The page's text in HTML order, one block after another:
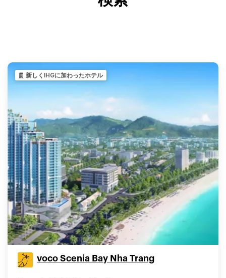
新しくIHGに加わったホテル
voco Scenia Bay Nha Trang